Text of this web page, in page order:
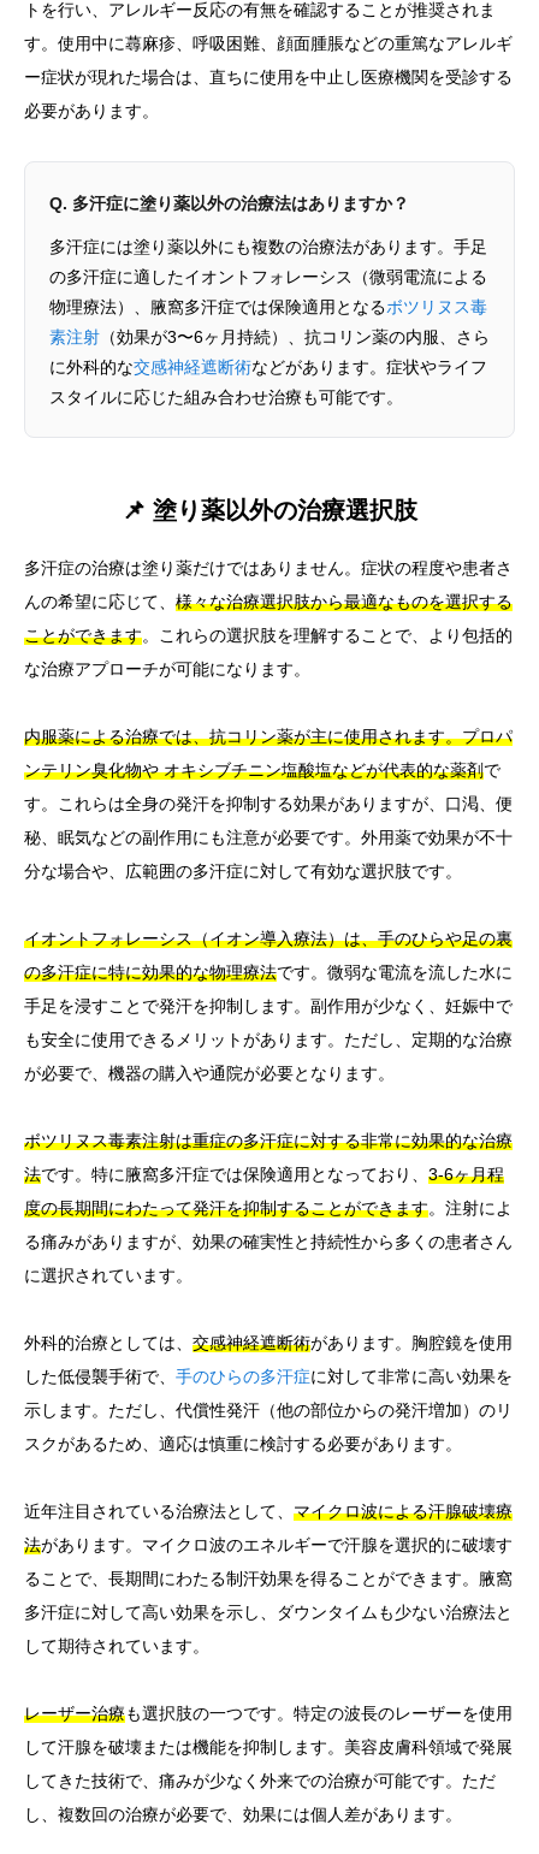
トを行い、アレルギー反応の有無を確認することが推奨されま
す。使用中に蕁麻疹、呼吸困難、顔面腫脹などの重篤なアレルギ
ー症状が現れた場合は、直ちに使用を中止し医療機関を受診する
必要があります。
Q. 多汗症に塗り薬以外の治療法はありますか？
多汗症には塗り薬以外にも複数の治療法があります。手足
の多汗症に適したイオントフォレーシス（微弱電流による
物理療法）、腋窩多汗症では保険適用となるボツリヌス毒
素注射 （効果が3〜6ヶ月持続）、抗コリン薬の内服、さら
に外科的な交感神経遮断術などがあります。症状やライフ
スタイルに応じた組み合わせ治療も可能です。
📌 塗り薬以外の治療選択肢
多汗症の治療は塗り薬だけではありません。症状の程度や患者さ
んの希望に応じて、 様々な治療選択肢から最適なものを選択する
ことができます。これらの選択肢を理解することで、より包括的
な治療アプローチが可能になります。
内服薬による治療では、抗コリン薬が主に使用されます。プロパ
ンテリン臭化物や オキシブチニン塩酸塩などが代表的な薬剤で
す。これらは全身の発汗を抑制する効果がありますが、口渇、便
秘、眠気などの副作用にも注意が必要です。外用薬で効果が不十
分な場合や、広範囲の多汗症に対して有効な選択肢です。
イオントフォレーシス（イオン導入療法）は、手のひらや足の裏
の多汗症に特に効果的な物理療法です。微弱な電流を流した水に
手足を浸すことで発汗を抑制します。副作用が少なく、妊娠中で
も安全に使用できるメリットがあります。ただし、定期的な治療
が必要で、機器の購入や通院が必要となります。
ボツリヌス毒素注射は重症の多汗症に対する非常に効果的な治療
法です。特に腋窩多汗症では保険適用となっており、 3-6ヶ月程
度の長期間にわたって発汗を抑制することができます。注射によ
る痛みがありますが、効果の確実性と持続性から多くの患者さん
に選択されています。
外科的治療としては、 交感神経遮断術があります。胸腔鏡を使用
した低侵襲手術で、 手のひらの多汗症に対して非常に高い効果を
示します。ただし、代償性発汗（他の部位からの発汗増加）のリ
スクがあるため、適応は慎重に検討する必要があります。
近年注目されている治療法として、 マイクロ波による汗腺破壊療
法があります。マイクロ波のエネルギーで汗腺を選択的に破壊す
ることで、長期間にわたる制汗効果を得ることができます。腋窩
多汗症に対して高い効果を示し、ダウンタイムも少ない治療法と
して期待されています。
レーザー治療も選択肢の一つです。特定の波長のレーザーを使用
して汗腺を破壊または機能を抑制します。美容皮膚科領域で発展
してきた技術で、痛みが少なく外来での治療が可能です。ただ
し、複数回の治療が必要で、効果には個人差があります。